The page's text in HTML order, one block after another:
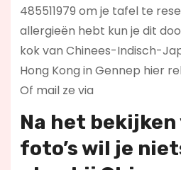
485511979 om je tafel te
allergieën hebt kun je dit
kok van Chinees-Indisch-
Hong Kong in Gennep hier
Of mail ze via
Na het bekijken
foto’s wil je